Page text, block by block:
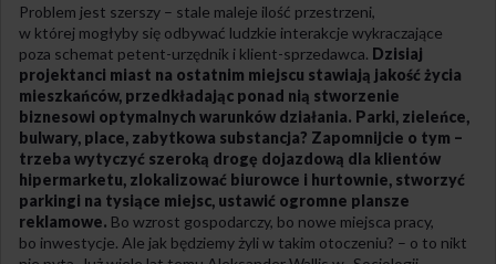
Problem jest szerszy – stale maleje ilość przestrzeni,
w której mogłyby się odbywać ludzkie interakcje wykraczające
poza schemat petent-urzędnik i klient-sprzedawca. Dzisiaj
projektanci miast na ostatnim miejscu stawiają jakość życia
mieszkańców, przedkładając ponad nią stworzenie
biznesowi optymalnych warunków działania. Parki, zieleńce,
bulwary, place, zabytkowa substancja? Zapomnijcie o tym –
trzeba wytyczyć szeroką drogę dojazdową dla klientów
hipermarketu, zlokalizować biurowce i hurtownie, stworzyć
parkingi na tysiące miejsc, ustawić ogromne plansze
reklamowe. Bo wzrost gospodarczy, bo nowe miejsca pracy,
bo inwestycje. Ale jak będziemy żyli w takim otoczeniu? – o to nikt